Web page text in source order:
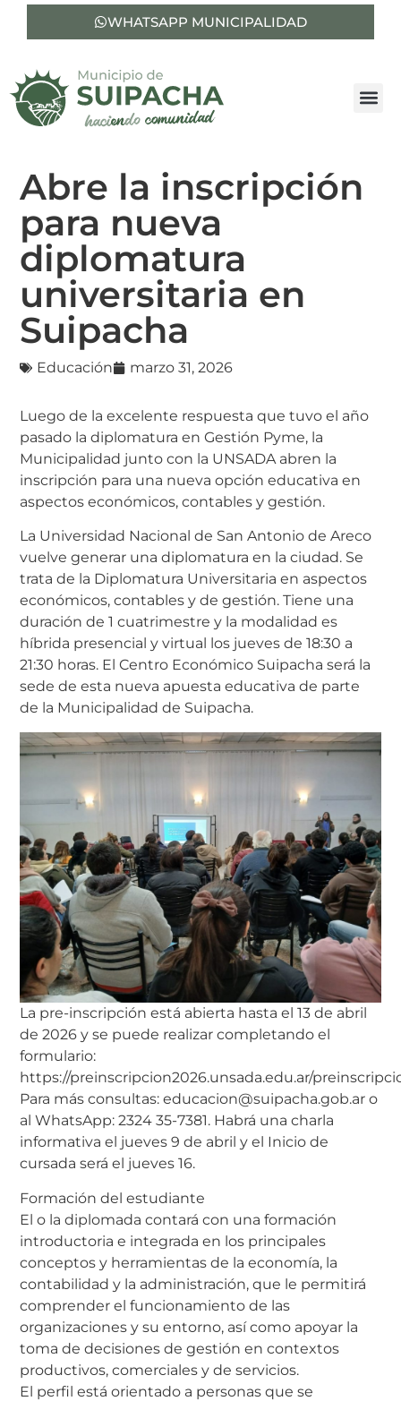
WHATSAPP MUNICIPALIDAD
Abre la inscripción
para nueva
diplomatura
universitaria en
Suipacha
Educación marzo 31, 2026
Luego de la excelente respuesta que tuvo el año
pasado la diplomatura en Gestión Pyme, la
Municipalidad junto con la UNSADA abren la
inscripción para una nueva opción educativa en
aspectos económicos, contables y gestión.
La Universidad Nacional de San Antonio de Areco
vuelve generar una diplomatura en la ciudad. Se
trata de la Diplomatura Universitaria en aspectos
económicos, contables y de gestión. Tiene una
duración de 1 cuatrimestre y la modalidad es
híbrida presencial y virtual los jueves de 18:30 a
21:30 horas. El Centro Económico Suipacha será la
sede de esta nueva apuesta educativa de parte
de la Municipalidad de Suipacha.
La pre-inscripción está abierta hasta el 13 de abril
de 2026 y se puede realizar completando el
formulario:
https://preinscripcion2026.unsada.edu.ar/
Para más consultas: educacion@suipacha.gob.ar o
al WhatsApp: 2324 35-7381. Habrá una charla
informativa el jueves 9 de abril y el Inicio de
cursada será el jueves 16.
Formación del estudiante
El o la diplomada contará con una formación
introductoria e integrada en los principales
conceptos y herramientas de la economía, la
contabilidad y la administración, que le permitirá
comprender el funcionamiento de las
organizaciones y su entorno, así como apoyar la
toma de decisiones de gestión en contextos
productivos, comerciales y de servicios.
El perfil está orientado a personas que se